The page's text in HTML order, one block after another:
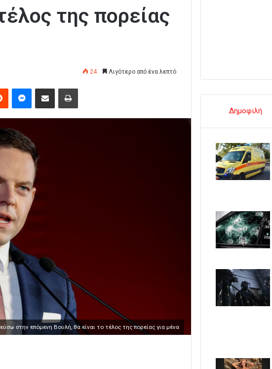
της πορείας
24 Λιγότερο από ένα λεπτό
στην επόμενη Βουλή, θα είναι το τέλος της πορείας για μένα
Δημοφιλή